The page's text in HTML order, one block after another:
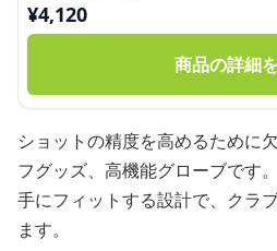
¥4,120
商品の詳細
ショットの精度を高めるために
フグッズ、高機能グローブです。
手にフィットする設計で、クラ
ます。